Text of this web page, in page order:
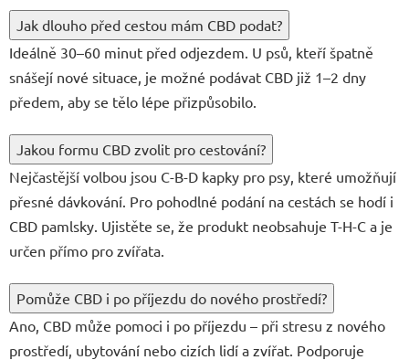
Jak dlouho před cestou mám CBD podat?
Ideálně 30–60 minut před odjezdem. U psů, kteří špatně
snášejí nové situace, je možné podávat CBD již 1–2 dny
předem, aby se tělo lépe přizpůsobilo.
Jakou formu CBD zvolit pro cestování?
Nejčastější volbou jsou C-B-D kapky pro psy, které umožňují
přesné dávkování. Pro pohodlné podání na cestách se hodí i
CBD pamlsky. Ujistěte se, že produkt neobsahuje T-H-C a je
určen přímo pro zvířata.
Pomůže CBD i po příjezdu do nového prostředí?
Ano, CBD může pomoci i po příjezdu – při stresu z nového
prostředí, ubytování nebo cizích lidí a zvířat. Podporuje